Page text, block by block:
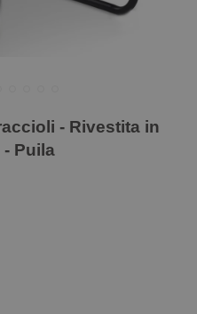
- Rivestita in
Puila